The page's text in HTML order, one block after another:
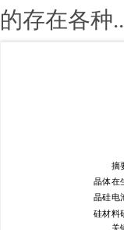
的存在各种..